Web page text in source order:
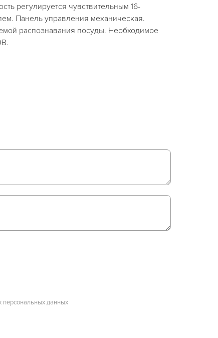
регулируется чувствительным 16-
Панель управления механическая.
распознавания посуды. Необходимое
персональных данных